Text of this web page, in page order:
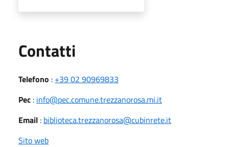
Contatti
Telefono : +39 02 90969833
Pec : info@pec.comune.trezzanorosa.mi.it
Email : biblioteca.trezzanorosa@cubinrete.it
Sito web